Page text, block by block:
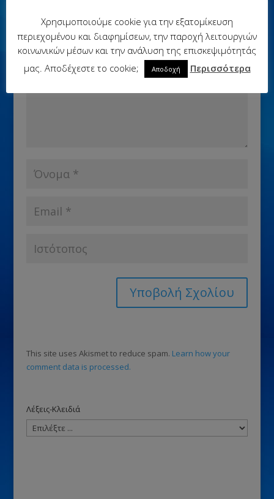
Η ηλ. διεύθυνση σας δεν δημοσιεύεται.
Τα υποχρεωτικά
πεδία σημειώνονται με
This site uses Akismet to reduce spam. Learn how your
comment data is processed.
Λέξεις-Κλειδιά
Χρησιμοποιούμε cookie για την εξατομίκευση
περιεχομένου και διαφημίσεων, την παροχή λειτουργιών
κοινωνικών μέσων και την ανάλυση της επισκεψιμότητάς
μας. Αποδέχεστε το cookie;
Αποδοχή Περισσότερα